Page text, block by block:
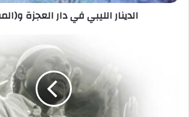
الدينار الليبي في دار العجزة